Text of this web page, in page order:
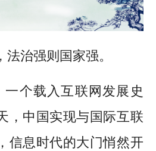
治强则国家强。
一个载入互联网发展史
，中国实现与国际互联
信息时代的大门悄然开